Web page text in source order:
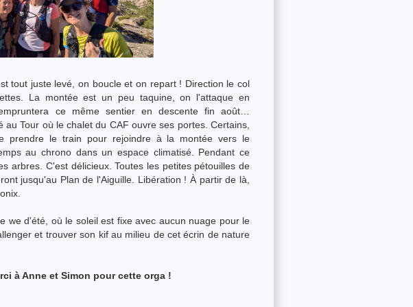
tout juste levé, on boucle et on repart ! Direction le col
La montée est un peu taquine, on l'attaque en
ce même sentier en descente fin août…
Tour où le chalet du CAF ouvre ses portes. Certains,
prendre le train pour rejoindre à la montée vers le
au chrono dans un espace climatisé. Pendant ce
arbres. C'est délicieux. Toutes les petites pétouilles de
jusqu'au Plan de l'Aiguille. Libération ! À partir de là,
we d'été, où le soleil est fixe avec aucun nuage pour le
et trouver son kif au milieu de cet écrin de nature
à Anne et Simon pour cette orga !